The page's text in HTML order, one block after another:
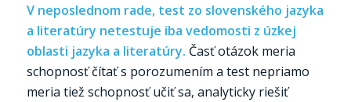
V neposlednom rade, test zo slovenského jazyka
a literatúry netestuje iba vedomosti z úzkej
oblasti jazyka a literatúry. Časť otázok meria
schopnosť čítať s porozumením a test nepriamo
meria tiež schopnosť učiť sa, analyticky riešiť